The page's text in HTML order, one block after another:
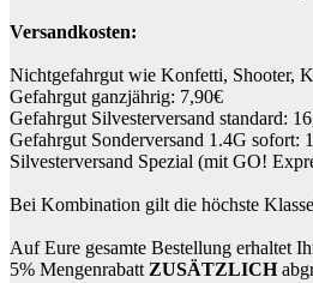
Versandkosten:
Nichtgefahrgut wie Konfetti, Shooter,
Gefahrgut ganzjährig: 7,90€
Gefahrgut Silvesterversand standard:
Gefahrgut Sonderversand 1.4G sofort:
Silvesterversand Spezial (mit GO!
Bei Kombination gilt die höchste
Auf Eure gesamte Bestellung erhaltet
5% Mengenrabatt ZUSÄTZLICH